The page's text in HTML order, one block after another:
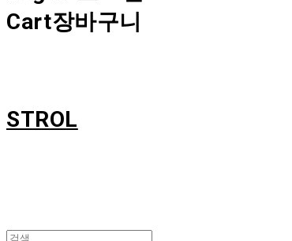
Cart장바구니
STROL